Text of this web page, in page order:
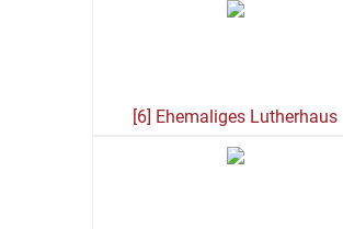
[6] Ehemaliges Lutherhaus